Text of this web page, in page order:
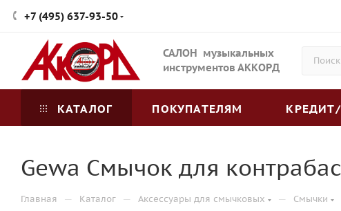
+7 (495) 637-93-50
САЛОН музыкальных
инструментов АККОРД
КАТАЛОГ ПОКУПАТЕЛЯМ
Gewa Смычок для
Главная — Каталог — Аксессуары для смычковых — Смычки